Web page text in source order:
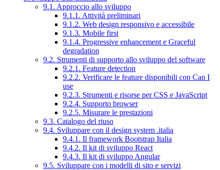
9.1. Approccio allo sviluppo
9.1.1. Attività preliminari
9.1.2. Web design responsivo e accessibile
9.1.3. Mobile first
9.1.4. Progressive enhancement e Graceful
degradation
9.2. Strumenti di supporto allo sviluppo del software
9.2.1. Feature detection
9.2.2. Verificare le feature disponibili con Can I
use
9.2.3. Strumenti e risorse per CSS e JavaScript
9.2.4. Supporto browser
9.2.5. Misurare le prestazioni
9.3. Catalogo del riuso
9.4. Sviluppare con il design system .italia
9.4.1. Il framework Bootstrap Italia
9.4.2. Il kit di sviluppo React
9.4.3. Il kit di sviluppo Angular
9.5. Sviluppare con i modelli di sito e servizi